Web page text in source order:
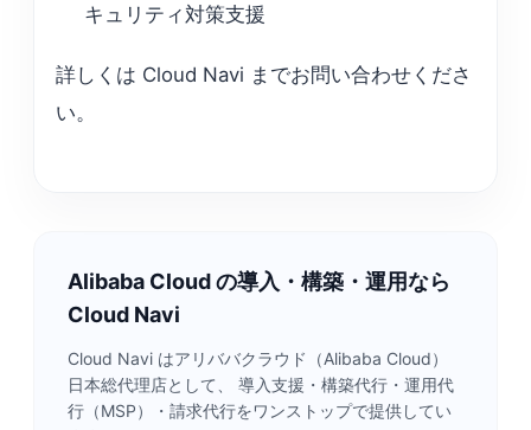
キュリティ対策支援
詳しくは Cloud Navi までお問い合わせくださ
い。
Alibaba Cloud の導入・構築・運用なら
Cloud Navi
Cloud Navi はアリババクラウド（Alibaba Cloud）
日本総代理店として、 導入支援・構築代行・運用代
行（MSP）・請求代行をワンストップで提供してい